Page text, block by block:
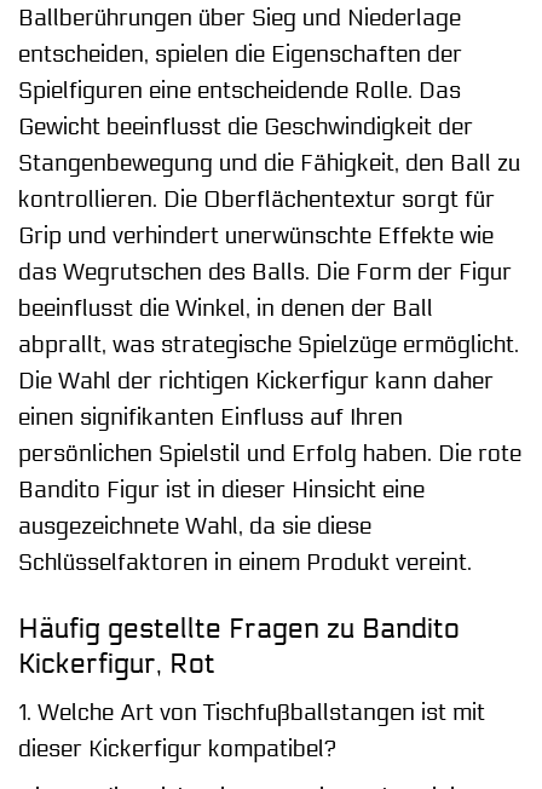
Ballberührungen über Sieg und Niederlage
entscheiden, spielen die Eigenschaften der
Spielfiguren eine entscheidende Rolle. Das
Gewicht beeinflusst die Geschwindigkeit der
Stangenbewegung und die Fähigkeit, den Ball zu
kontrollieren. Die Oberflächentextur sorgt für
Grip und verhindert unerwünschte Effekte wie
das Wegrutschen des Balls. Die Form der Figur
beeinflusst die Winkel, in denen der Ball
abprallt, was strategische Spielzüge ermöglicht.
Die Wahl der richtigen Kickerfigur kann daher
einen signifikanten Einfluss auf Ihren
persönlichen Spielstil und Erfolg haben. Die rote
Bandito Figur ist in dieser Hinsicht eine
ausgezeichnete Wahl, da sie diese
Schlüsselfaktoren in einem Produkt vereint.
Häufig gestellte Fragen zu Bandito
Kickerfigur, Rot
1. Welche Art von Tischfußballstangen ist mit
dieser Kickerfigur kompatibel?